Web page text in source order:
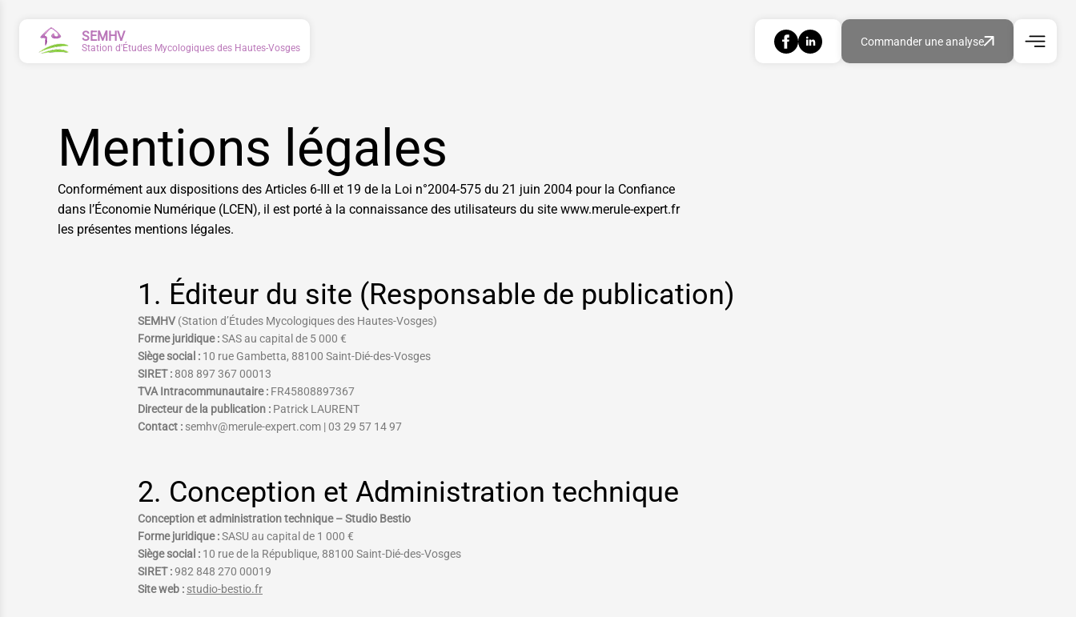
SEMHV
Station d'Études Mycologiques des Hautes-Vosges Commander une analyse
Mentions légales
Conformément aux dispositions des Articles 6-III et 19 de la Loi n°2004-575 du 21 juin 2004 pour la Confiance
dans l’Économie Numérique (LCEN), il est porté à la connaissance des utilisateurs du site www.merule-expert.fr
les présentes mentions légales.
1. Éditeur du site (Responsable de publication)
SEMHV (Station d’Études Mycologiques des Hautes-Vosges)
Forme juridique :SAS au capital de 5 000 €
Siège social : 10 rue Gambetta, 88100 Saint-Dié-des-Vosges
SIRET : 808 897 367 00013
TVA Intracommunautaire : FR45808897367
Directeur de la publication : Patrick LAURENT
Contact : semhv@merule-expert.com | 03 29 57 14 97
2. Conception et Administration technique
Conception et administration technique – Studio Bestio
Forme juridique :SASU au capital de 1 000 €
Siège social : 10 rue de la République, 88100 Saint-Dié-des-Vosges
SIRET :982 848 270 00019
Site web : studio-bestio.fr